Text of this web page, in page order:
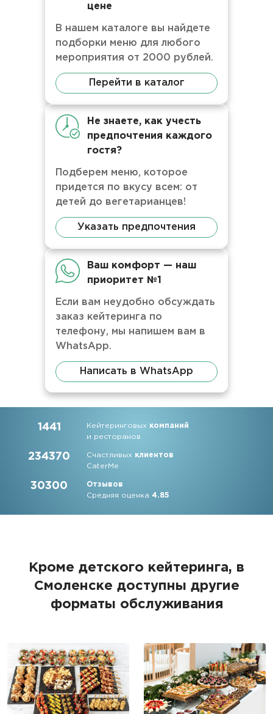
цене
В нашем каталоге вы найдете
подборки меню для любого
мероприятия от 2000 рублей.
Перейти в каталог
Не знаете, как учесть
предпочтения каждого
гостя?
Подберем меню, которое
придется по вкусу всем: от
детей до вегетарианцев!
Указать предпочтения
Ваш комфорт — наш
приоритет №1
Если вам неудобно обсуждать
заказ кейтеринга по
телефону, мы напишем вам в
WhatsApp.
Написать в WhatsApp
1441 Кейтеринговых компаний
и ресторанов
234370 Счастливых клиентов
CaterMe
30300
Отзывов
Средняя оценка4.85
Кроме детского кейтеринга, в
Смоленске доступны другие
форматы обслуживания